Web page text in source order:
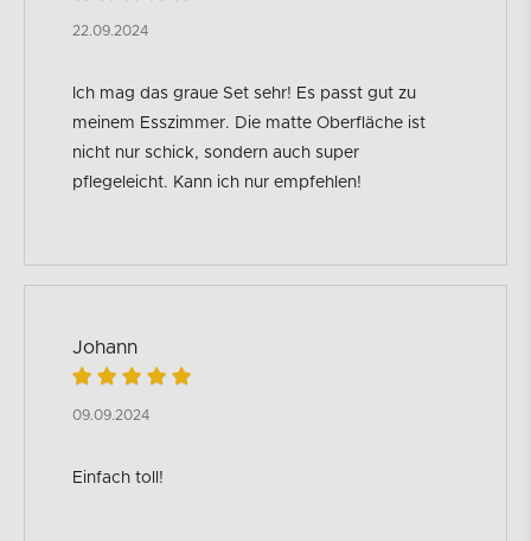
22.09.2024
Ich mag das graue Set sehr! Es passt gut zu
meinem Esszimmer. Die matte Oberfläche ist
nicht nur schick, sondern auch super
pflegeleicht. Kann ich nur empfehlen!
Johann
09.09.2024
Einfach toll!